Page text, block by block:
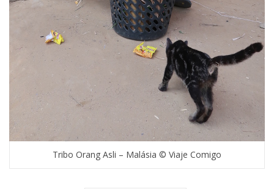
Tribo Orang Asli – Malásia © Viaje Comigo